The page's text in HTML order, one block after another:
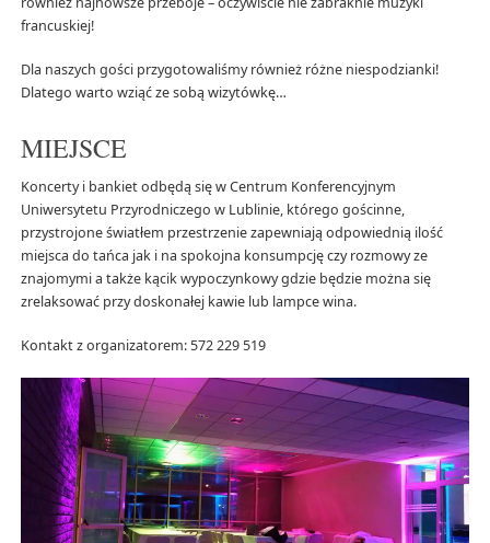
francuskiej!
Dla naszych gości przygotowaliśmy również różne niespodzianki!
Dlatego warto wziąć ze sobą wizytówkę…
MIEJSCE
Koncerty i bankiet odbędą się w Centrum Konferencyjnym
Uniwersytetu Przyrodniczego w Lublinie, którego gościnne,
przystrojone światłem przestrzenie zapewniają odpowiednią ilość
miejsca do tańca jak i na spokojna konsumpcję czy rozmowy ze
znajomymi a także kącik wypoczynkowy gdzie będzie można się
zrelaksować przy doskonałej kawie lub lampce wina.
Kontakt z organizatorem: 572 229 519
Odtwarzacz